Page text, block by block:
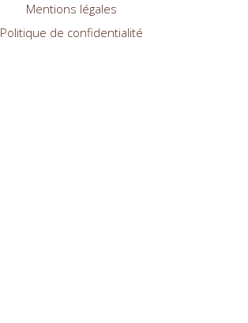
Mentions légales
Politique de confidentialité